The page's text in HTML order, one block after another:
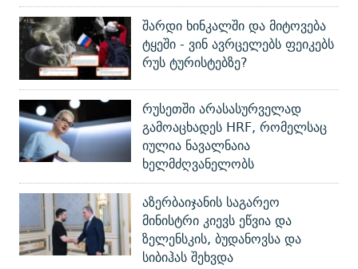
შარდი ხინკალში და მიტოვება
ტყეში - ვინ ავრცელებს ფეიკებს
რუს ტურისტებზე?
რუსეთში არასასურველად
გამოაცხადეს HRF, რომელსაც
იულია ნავალნაია
ხელმძღვანელობს
აზერბაიჯანის საგარეო
მინისტრი კიევს ეწვია და
ზელენსკის, ბუდანოვსა და
სიბიჰას შეხვდა